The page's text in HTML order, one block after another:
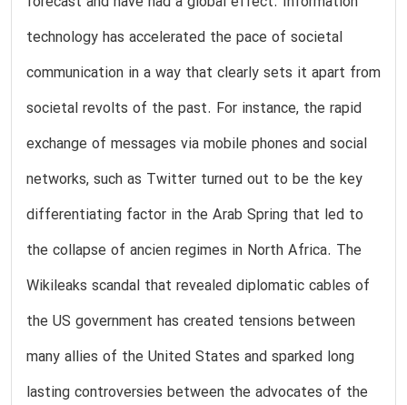
technology has accelerated the pace of societal
communication in a way that clearly sets it apart from
societal revolts of the past. For instance, the rapid
exchange of messages via mobile phones and social
networks, such as Twitter turned out to be the key
differentiating factor in the Arab Spring that led to
the collapse of ancien regimes in North Africa. The
Wikileaks scandal that revealed diplomatic cables of
the US government has created tensions between
many allies of the United States and sparked long
lasting controversies between the advocates of the